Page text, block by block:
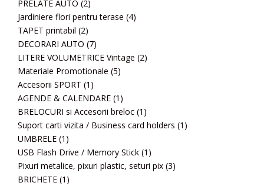
PRELATE AUTO (2)
Jardiniere flori pentru terase (4)
TAPET printabil (2)
DECORARI AUTO (7)
LITERE VOLUMETRICE Vintage (2)
Materiale Promotionale (5)
Accesorii SPORT (1)
AGENDE & CALENDARE (1)
BRELOCURI si Accesorii breloc (1)
Suport carti vizita / Business card holders (1)
UMBRELE (1)
USB Flash Drive / Memory Stick (1)
Pixuri metalice, pixuri plastic, seturi pix (3)
BRICHETE (1)